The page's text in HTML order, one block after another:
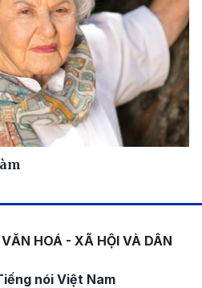
HOÁ - XÃ HỘI VÀ DÂN
nói Việt Nam